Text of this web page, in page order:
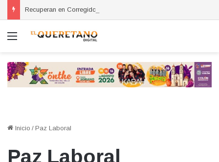
Menú
Inicio / Paz Laboral
Paz Laboral